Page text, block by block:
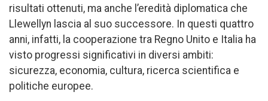
risultati ottenuti, ma anche l’eredità diplomatica che
Llewellyn lascia al suo successore. In questi quattro
anni, infatti, la cooperazione tra Regno Unito e Italia ha
visto progressi significativi in diversi ambiti:
sicurezza, economia, cultura, ricerca scientifica e
politiche europee.